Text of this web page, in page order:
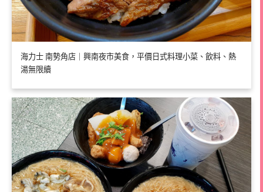
海力士 南勢角店｜興南夜市美食，平價日式料理小菜、飲料、熱
湯無限續